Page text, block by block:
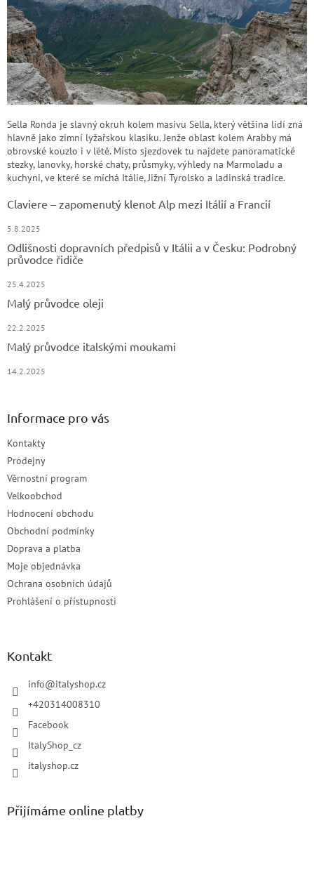
Sella Ronda je slavný okruh kolem masivu Sella, který většina lidí zná
hlavně jako zimní lyžařskou klasiku. Jenže oblast kolem Arabby má
obrovské kouzlo i v létě. Místo sjezdovek tu najdete panoramatické
stezky, lanovky, horské chaty, průsmyky, výhledy na Marmoladu a
kuchyni, ve které se míchá Itálie, Jižní Tyrolsko a ladinská tradice.
Claviere – zapomenutý klenot Alp mezi Itálií a Francií
5.8.2025
Odlišnosti dopravních předpisů v Itálii a v Česku: Podrobný
průvodce řidiče
25.4.2025
Malý průvodce oleji
22.2.2025
Malý průvodce italskými moukami
14.2.2025
Informace pro vás
Kontakty
Prodejny
Věrnostní program
Velkoobchod
Hodnocení obchodu
Obchodní podmínky
Doprava a platba
Moje objednávka
Ochrana osobních údajů
Prohlášení o přístupnosti
Kontakt
info@italyshop.cz
+420314008310
Facebook
ItalyShop_cz
italyshop.cz
Přijímáme online platby